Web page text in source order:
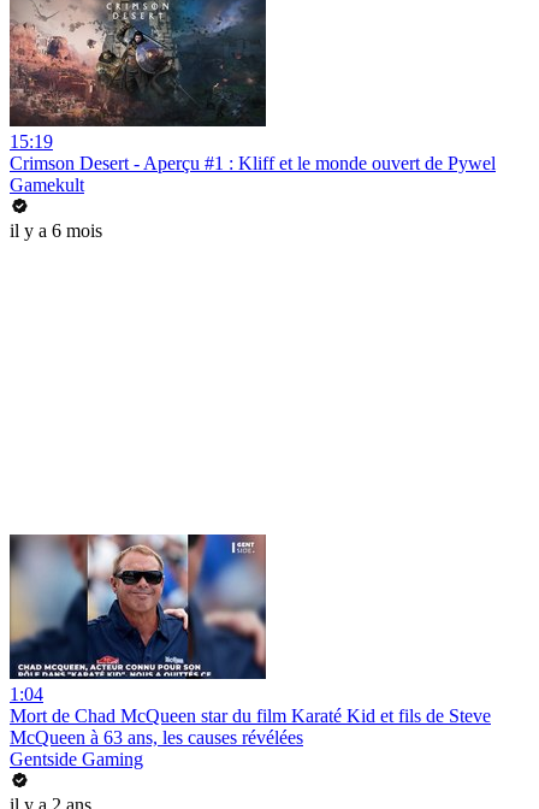
15:19
Crimson Desert - Aperçu #1 : Kliff et le monde ouvert de Pywel
Gamekult
il y a 6 mois
1:04
Mort de Chad McQueen star du film Karaté Kid et fils de Steve
McQueen à 63 ans, les causes révélées
Gentside Gaming